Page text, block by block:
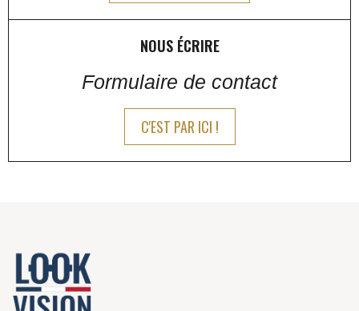
NOUS ÉCRIRE
Formulaire de contact
C'EST PAR ICI !